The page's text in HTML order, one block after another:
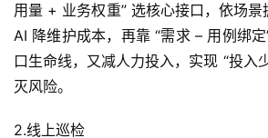
运
营
记
录
用量 + 业务权重” 选核心接口，依场景
AI 降维护成本，再靠 “需求 – 用例绑
口生命线，又减人力投入，实现 “投入
灭风险。
2.线上巡检